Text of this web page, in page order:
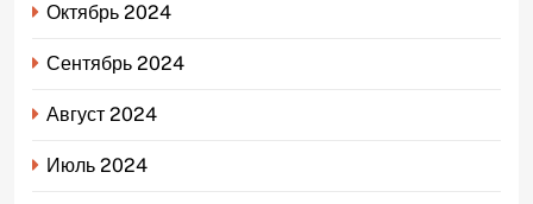
Октябрь 2024
Сентябрь 2024
Август 2024
Июль 2024